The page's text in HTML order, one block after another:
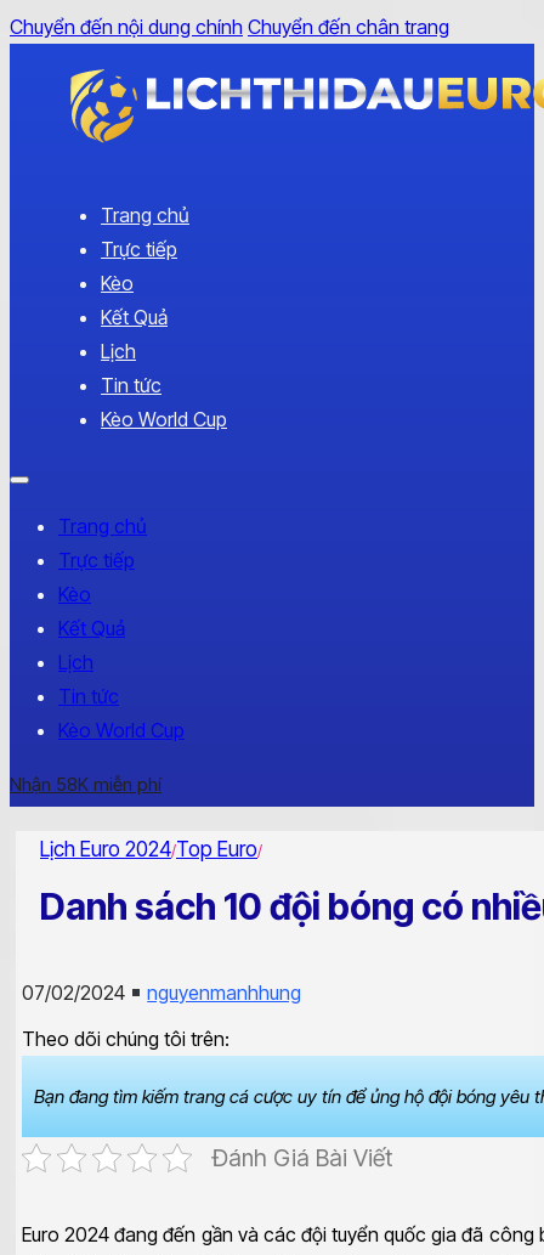
Chuyển đến nội dung chính Chuyển đến chân trang
Trang chủ
Trực tiếp
Kèo
Kết Quả
Lịch
Tin tức
Kèo World Cup
Trang chủ
Trực tiếp
Kèo
Kết Quả
Lịch
Tin tức
Kèo World Cup
Nhận 58K miễn phí
Lịch Euro 2024/Top Euro/
Danh sách 10 đội bóng có
07/02/2024
nguyenmanhhung
Theo dõi chúng tôi trên:
Bạn đang tìm kiếm trang cá cược uy tín để ủng hộ đội bóng
Đánh Giá Bài Viết
Euro 2024 đang đến gần và các đội tuyển quốc gia đã